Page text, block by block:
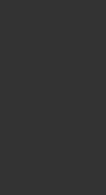
ニボトム